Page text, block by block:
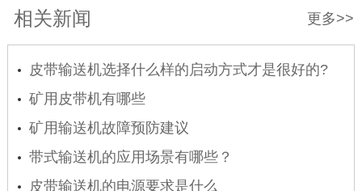
更多>>
相关新闻
皮带输送机选择什么样的启动方式才是很好的?
矿用皮带机有哪些
矿用输送机故障预防建议
带式输送机的应用场景有哪些？
皮带输送机的电源要求是什么